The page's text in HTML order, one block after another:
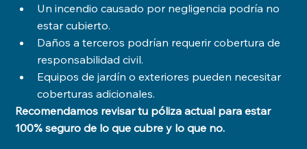
Un incendio causado por negligencia podría no
estar cubierto.
Daños a terceros podrían requerir cobertura de
responsabilidad civil.
Equipos de jardín o exteriores pueden necesitar
coberturas adicionales.
Recomendamos revisar tu póliza actual para estar
100% seguro de lo que cubre y lo que no.